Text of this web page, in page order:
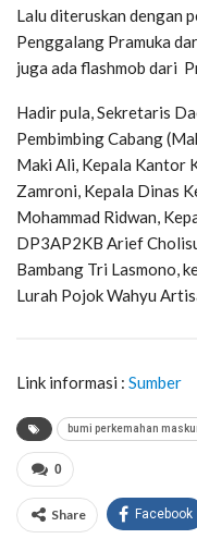
Lalu diteruskan dengan
Penggalang Pramuka
juga ada flashmob dari
Hadir pula, Sekretaris
Pembimbing Cabang
Maki Ali, Kepala Kantor
Zamroni, Kepala Dinas
Mohammad Ridwan,
DP3AP2KB Arief
Bambang Tri Lasmono,
Lurah Pojok Wahyu
Link informasi : Sumber
bumi perkemahan
0
Share Facebook